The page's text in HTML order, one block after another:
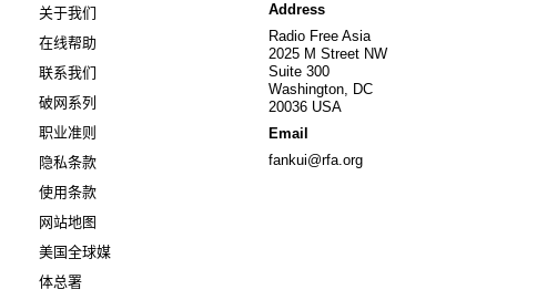
关于我们
在线帮助
联系我们
破网系列
职业准则
隐私条款
使用条款
网站地图
美国全球媒
体总署
Address
Radio Free Asia
2025 M Street NW
Suite 300
Washington, DC
20036 USA
Email
fankui@rfa.org